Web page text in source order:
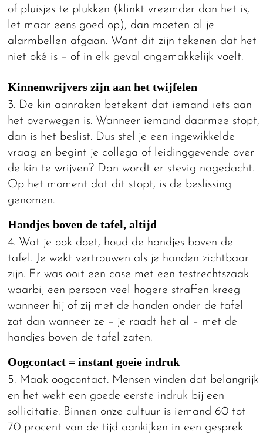
of pluisjes te plukken (klinkt vreemder dan het is,
let maar eens goed op), dan moeten al je
alarmbellen afgaan. Want dit zijn tekenen dat het
niet oké is – of in elk geval ongemakkelijk voelt.
Kinnenwrijvers zijn aan het twijfelen
3. De kin aanraken betekent dat iemand iets aan
het overwegen is. Wanneer iemand daarmee stopt,
dan is het beslist. Dus stel je een ingewikkelde
vraag en begint je collega of leidinggevende over
de kin te wrijven? Dan wordt er stevig nagedacht.
Op het moment dat dit stopt, is de beslissing
genomen.
Handjes boven de tafel, altijd
4. Wat je ook doet, houd de handjes boven de
tafel. Je wekt vertrouwen als je handen zichtbaar
zijn. Er was ooit een case met een testrechtszaak
waarbij een persoon veel hogere straffen kreeg
wanneer hij of zij met de handen onder de tafel
zat dan wanneer ze – je raadt het al – met de
handjes boven de tafel zaten.
Oogcontact = instant goeie indruk
5. Maak oogcontact. Mensen vinden dat belangrijk
en het wekt een goede eerste indruk bij een
sollicitatie. Binnen onze cultuur is iemand 60 tot
70 procent van de tijd aankijken in een gesprek